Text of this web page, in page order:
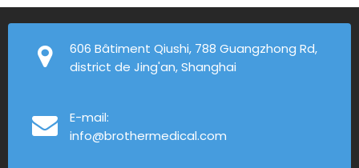
606 Bâtiment Qiushi, 788 Guangzhong Rd,
district de Jing'an, Shanghai
E-mail:
info@brothermedical.com